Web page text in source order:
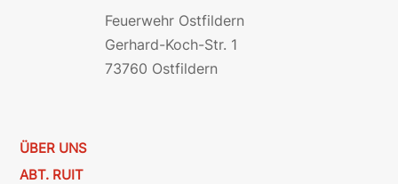
Feuerwehr Ostfildern
Gerhard-Koch-Str. 1
73760 Ostfildern
ÜBER UNS
ABT. RUIT